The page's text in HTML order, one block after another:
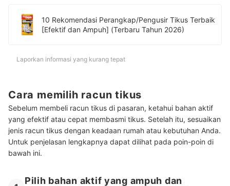
10 Rekomendasi Perangkap/Pengusir Tikus Terbaik
[Efektif dan Ampuh] (Terbaru Tahun 2026)
Laporkan informasi yang kurang tepat
Cara memilih racun tikus
Sebelum membeli racun tikus di pasaran, ketahui bahan aktif
yang efektif atau cepat membasmi tikus. Setelah itu, sesuaikan
jenis racun tikus dengan keadaan rumah atau kebutuhan Anda.
Untuk penjelasan lengkapnya dapat dilihat pada poin-poin di
bawah ini.
Pilih bahan aktif yang ampuh dan